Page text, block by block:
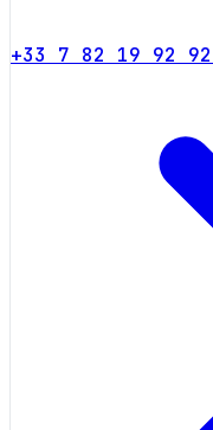
+33 7 82 19 92 92